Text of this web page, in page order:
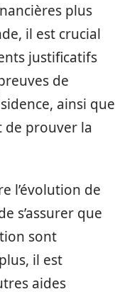
plus
il est crucial
justificatifs
de
ainsi que
prouver la
l’évolution de
s’assurer que
sont
il est
aides